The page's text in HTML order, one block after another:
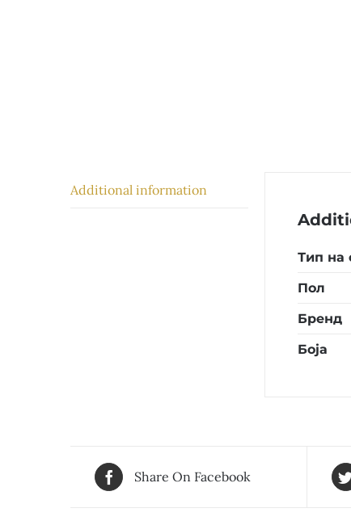
Additional information
Тип на
Пол
Бренд
Боја
Share On Facebook